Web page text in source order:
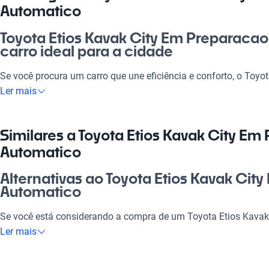
Automatico
Toyota Etios Kavak City Em
carro ideal para a cidade
Se você procura um carro que une eficiência e conforto, o
Preparacao Automatico é a escolha perfeita. Ideal para o dia a
direção tranquila e confiável. Não perca a oportunidade de ter
investimento certeiro e traz qualidade à sua rotina.
Automatico?
Desfrute da melhor tecnologia com Tecnologia moderna,
Ler mais
Similares a Toyota Etios Kavak City
Automatico
Alternativas ao Toyota Etios Kavak
Automatico
Se você está considerando a compra de um Toyota Etios
Automatico, confira estas alternativas que podem ser
Ler mais